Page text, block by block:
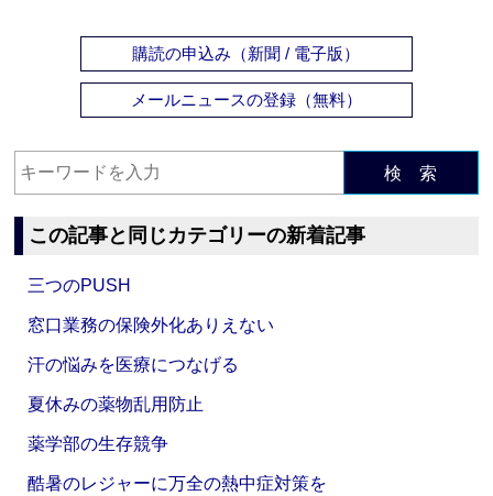
購読の申込み（新聞 / 電子版）
メールニュースの登録（無料）
検 索
この記事と同じカテゴリーの新着記事
三つのPUSH
窓口業務の保険外化ありえない
汗の悩みを医療につなげる
夏休みの薬物乱用防止
薬学部の生存競争
酷暑のレジャーに万全の熱中症対策を